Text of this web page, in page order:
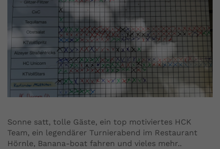
Sonne satt, tolle Gäste, ein top motiviertes HCK
Team, ein legendärer Turnierabend im Restaurant
Hörnle, Banana-boat fahren und vieles mehr..